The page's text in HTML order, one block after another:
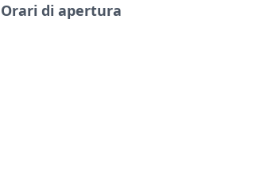
Orari di apertura